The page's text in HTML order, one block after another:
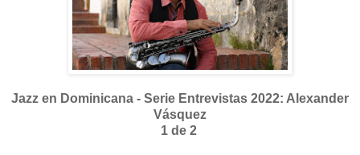
Jazz en Dominicana - Serie Entrevistas 2022: Alexander
Vásquez
1 de 2